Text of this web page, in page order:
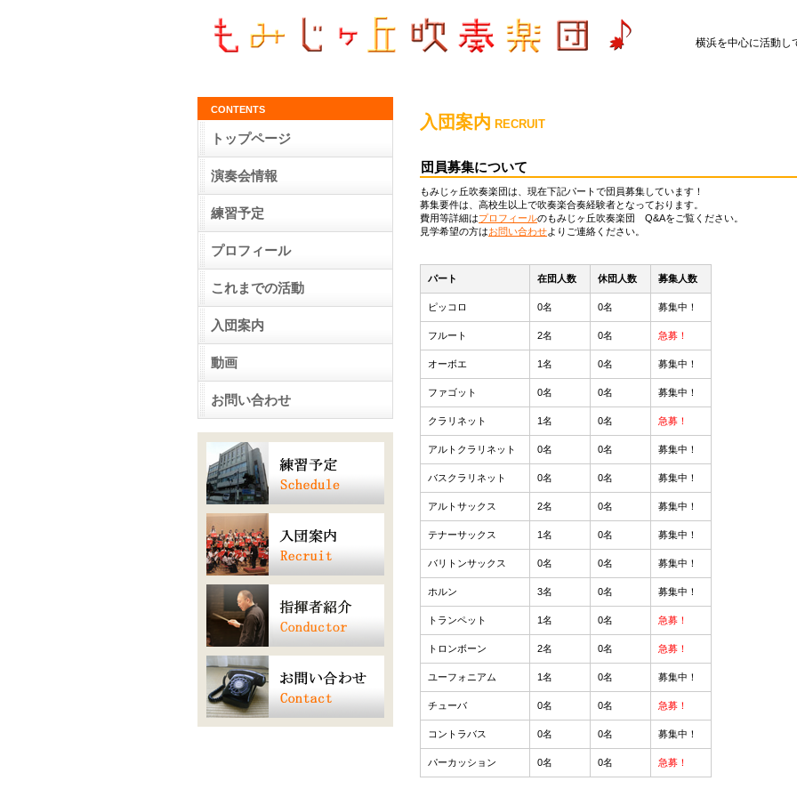
横浜を中心に活動し
入団案内 RECRUIT
団員募集について
もみじヶ丘吹奏楽団は、現在下記パートで団員募集しています！
募集要件は、高校生以上で吹奏楽合奏経験者となっております。
費用等詳細はプロフィールのもみじヶ丘吹奏楽団 Q&Aをご覧ください。
見学希望の方はお問い合わせよりご連絡ください。
パート 在団人数 休団人数 募集人数
ピッコロ 0名 0名 募集中！
フルート 2名 0名 急募！
オーボエ 1名 0名 募集中！
ファゴット 0名 0名 募集中！
クラリネット 1名 0名 急募！
アルトクラリネット 0名 0名 募集中！
バスクラリネット 0名 0名 募集中！
アルトサックス 2名 0名 募集中！
テナーサックス 1名 0名 募集中！
バリトンサックス 0名 0名 募集中！
ホルン 3名 0名 募集中！
トランペット 1名 0名 急募！
トロンボーン 2名 0名 急募！
ユーフォニアム 1名 0名 募集中！
チューバ 0名 0名 急募！
コントラバス 0名 0名 募集中！
パーカッション 0名 0名 急募！
CONTENTS
トップページ
演奏会情報
練習予定
プロフィール
これまでの活動
入団案内
動画
お問い合わせ